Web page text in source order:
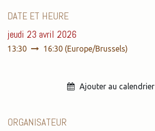
DATE ET HEURE
jeudi 23 avril 2026
13:30 16:30 (Europe/Brussels)
Ajouter au calendrier
ORGANISATEUR